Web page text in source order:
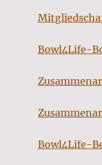
Bowl4Life-
Bowl4Life-